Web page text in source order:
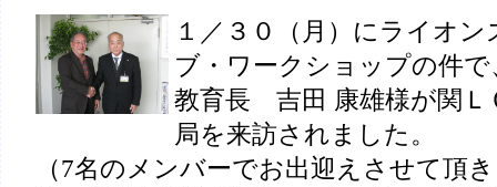
１／３０（月）にライオン
ブ・ワークショップの件で
教育長 吉田 康雄様が関Ｌ
局を来訪されました。
（7名のメンバーでお出迎えさせて頂